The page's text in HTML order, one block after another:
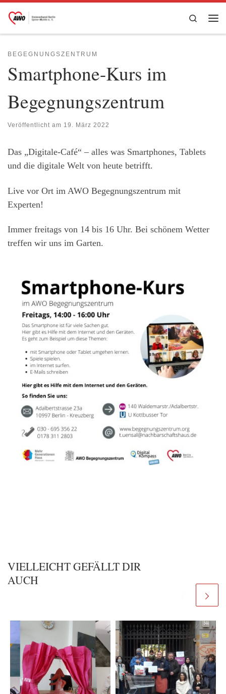
Zum Inhalt springen
Search
BEGEGNUNGSZENTRUM
Smartphone-Kurs im
Begegnungszentrum
Veröffentlicht am 19. März 2022
Das „Digitale-Café“ – alles was Smartphones, Tablets
und die digitale Welt von heute betrifft.
Live vor Ort im AWO Begegnungszentrum mit
Experten!
Immer freitags von 14 bis 16 Uhr. Bei schönem Wetter
treffen wir uns im Garten.
VIELLEICHT GEFÄLLT DIR
AUCH